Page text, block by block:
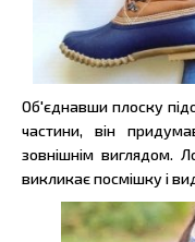
Об'єднавши плоску
частини, він
зовнішнім виглядом.
викликає посмішку і